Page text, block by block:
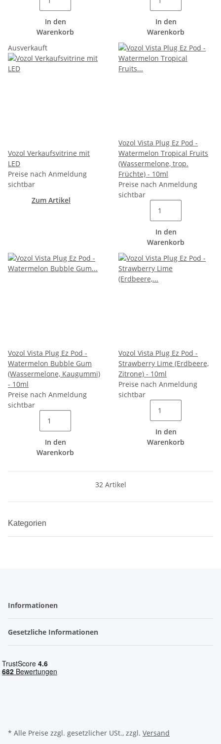
In den
Warenkorb
In den
Warenkorb
Ausverkauft
Vozol Verkaufsvitrine mit
LED
Preise nach Anmeldung
sichtbar
Zum Artikel
Vozol Vista Plug Ez Pod -
Watermelon Tropical Fruits
(Wassermelone, trop.
Früchte) - 10ml
Preise nach Anmeldung
sichtbar
In den
Warenkorb
Vozol Vista Plug Ez Pod -
Watermelon Bubble Gum
(Wassermelone, Kaugummi)
- 10ml
Preise nach Anmeldung
sichtbar
In den
Warenkorb
Vozol Vista Plug Ez Pod -
Strawberry Lime (Erdbeere,
Zitrone) - 10ml
Preise nach Anmeldung
sichtbar
In den
Warenkorb
32 Artikel
Kategorien
Informationen
Gesetzliche Informationen
* Alle Preise zzgl. gesetzlicher USt., zzgl. Versand